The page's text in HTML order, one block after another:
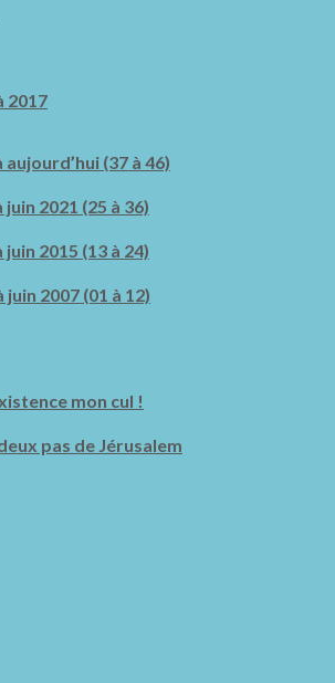
2017
(37 à 46)
2021 (25 à 36)
2015 (13 à 24)
2007 (01 à 12)
mon cul !
pas de Jérusalem